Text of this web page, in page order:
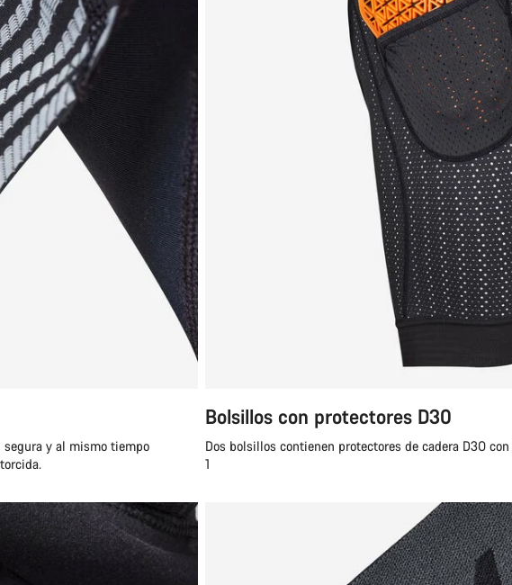
segura y al mismo tiempo
Bolsillos con protectores D30
Dos bolsillos contienen protectores de cadera D3O
1
¿Necesitas
Nuestros expertos